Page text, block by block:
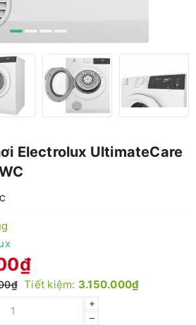
Electrolux UltimateCare
Tiết kiệm: 3.150.000₫
+
–